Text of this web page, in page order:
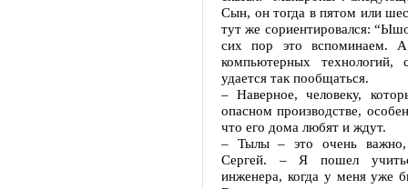
Сын, он тогда в пятом или
тут же сориентировался:
сих пор это вспоминаем.
компьютерных
удается так пообщаться.
– Наверное, человеку,
опасном производстве,
что его дома любят и ждут.
– Тылы – это очень важно,
Сергей. – Я пошел
инженера, когда у меня уже